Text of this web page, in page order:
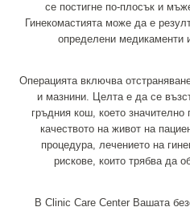
се постигне по-плосък и
Гинекомастията може да е
определени медикаменти
Операцията включва
и мазнини. Целта е да се
гръдния кош, което
качеството на живот на
процедура, лечението на
рискове, които трябва да
В Clinic Care Center Вашата